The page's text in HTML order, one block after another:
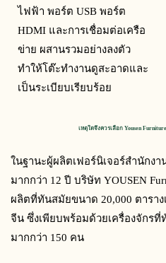
ไฟฟ้า พอร์ต USB พอร์ต
HDMI และการเชื่อมต่อเครือ
ข่าย ผสานรวมอย่างลงตัว
ทำให้โต๊ะทำงานดูสะอาดและ
เป็นระเบียบเรียบร้อย
เหตุใดจึงควรเลือก Yousen
ในฐานะผู้ผลิตเฟอร์นิเจอร์สำนัก
มากกว่า 12 ปี บริษัท YOUSEN
ผลิตที่ทันสมัยขนาด 20,000 ตารา
จีน ซึ่งเพียบพร้อมด้วยเครื่องจักร
มากกว่า 150 คน